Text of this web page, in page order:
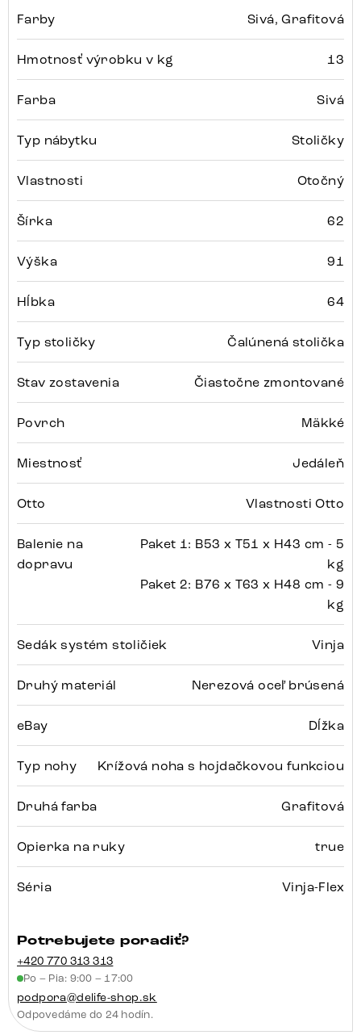
Farby Sivá, Grafitová
Hmotnosť výrobku v kg 13
Farba Sivá
Typ nábytku Stoličky
Vlastnosti Otočný
Šírka 62
Výška 91
Hĺbka 64
Typ stoličky Čalúnená stolička
Stav zostavenia Čiastočne zmontované
Povrch Mäkké
Miestnosť Jedáleň
Otto Vlastnosti Otto
Balenie na
dopravu
Paket 1: B53 x T51 x H43 cm - 5
kg
Paket 2: B76 x T63 x H48 cm - 9
kg
Sedák systém stoličiek Vinja
Druhý materiál Nerezová oceľ brúsená
eBay Dĺžka
Typ nohy Krížová noha s hojdačkovou funkciou
Druhá farba Grafitová
Opierka na ruky true
Séria Vinja-Flex
Potrebujete poradiť?
+420 770 313 313
Po – Pia: 9:00 – 17:00
podpora@delife-shop.sk
Odpovedáme do 24 hodín.